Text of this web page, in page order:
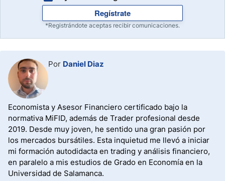
Regístrate
*Registrándote aceptas recibir comunicaciones.
Por Daniel Diaz
Economista y Asesor Financiero certificado bajo la
normativa MiFID, además de Trader profesional desde
2019. Desde muy joven, he sentido una gran pasión por
los mercados bursátiles. Esta inquietud me llevó a iniciar
mi formación autodidacta en trading y análisis financiero,
en paralelo a mis estudios de Grado en Economía en la
Universidad de Salamanca.